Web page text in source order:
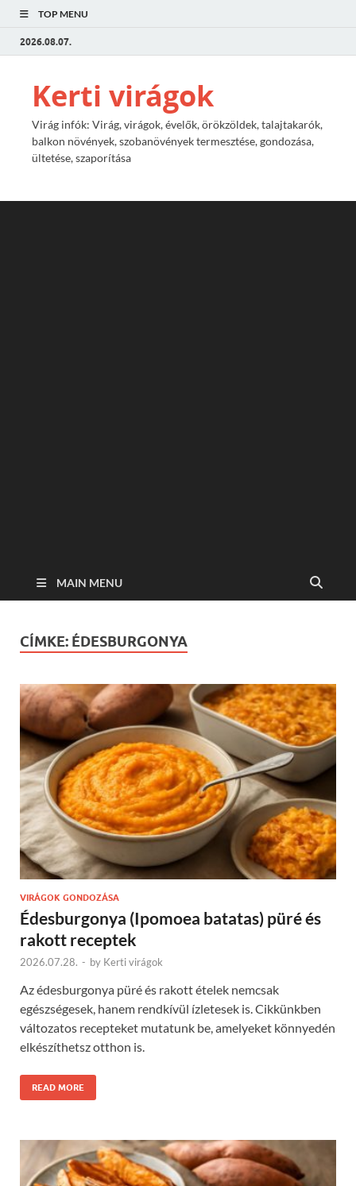
TOP MENU
2026.08.07.
Kerti virágok
Virág infók: Virág, virágok, évelők, örökzöldek, talajtakarók,
balkon növények, szobanövények termesztése, gondozása,
ültetése, szaporítása
MAIN MENU
CÍMKE: ÉDESBURGONYA
VIRÁGOK GONDOZÁSA
Édesburgonya (Ipomoea batatas) püré és
rakott receptek
2026.07.28. - by Kerti virágok
Az édesburgonya püré és rakott ételek nemcsak
egészségesek, hanem rendkívül ízletesek is. Cikkünkben
változatos recepteket mutatunk be, amelyeket könnyedén
elkészíthetsz otthon is.
READ MORE